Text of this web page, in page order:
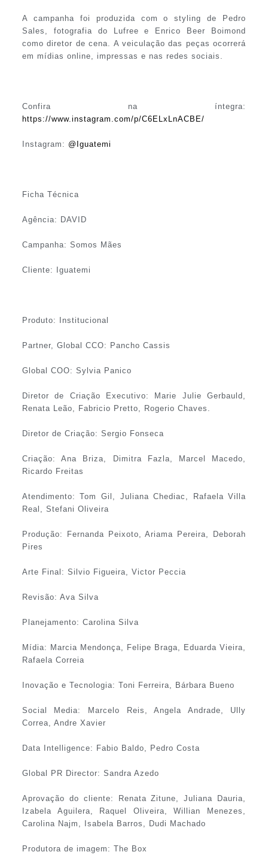
A campanha foi produzida com o styling de Pedro
Sales, fotografia do Lufree e Enrico Beer Boimond
como diretor de cena. A veiculação das peças ocorrerá
em mídias online, impressas e nas redes sociais.
Confira na íntegra:
https://www.instagram.com/p/C6ELxLnACBE/
Instagram: @Iguatemi
Ficha Técnica
Agência: DAVID
Campanha: Somos Mães
Cliente: Iguatemi
Produto: Institucional
Partner, Global CCO: Pancho Cassis
Global COO: Sylvia Panico
Diretor de Criação Executivo: Marie Julie Gerbauld,
Renata Leão, Fabricio Pretto, Rogerio Chaves.
Diretor de Criação: Sergio Fonseca
Criação: Ana Briza, Dimitra Fazla, Marcel Macedo,
Ricardo Freitas
Atendimento: Tom Gil, Juliana Chediac, Rafaela Villa
Real, Stefani Oliveira
Produção: Fernanda Peixoto, Ariama Pereira, Deborah
Pires
Arte Final: Silvio Figueira, Victor Peccia
Revisão: Ava Silva
Planejamento: Carolina Silva
Mídia: Marcia Mendonça, Felipe Braga, Eduarda Vieira,
Rafaela Correia
Inovação e Tecnologia: Toni Ferreira, Bárbara Bueno
Social Media: Marcelo Reis, Angela Andrade, Ully
Correa, Andre Xavier
Data Intelligence: Fabio Baldo, Pedro Costa
Global PR Director: Sandra Azedo
Aprovação do cliente: Renata Zitune, Juliana Dauria,
Izabela Aguilera, Raquel Oliveira, Willian Menezes,
Carolina Najm, Isabela Barros, Dudi Machado
Produtora de imagem: The Box